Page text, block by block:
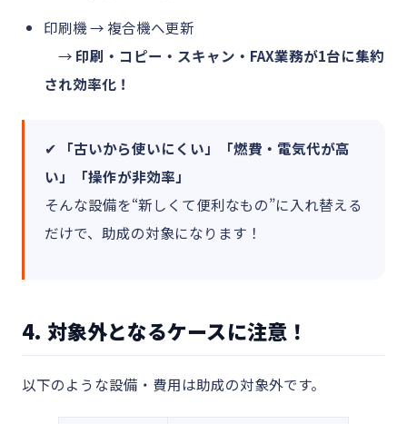
印刷機 → 複合機へ更新
→ 印刷・コピー・スキャン・FAX業務が1台に集約
され効率化！
✔
「古いから使いにくい」「燃費・電気代が高
い」「操作が非効率」
そんな設備を“新しくて便利なもの”に入れ替える
だけで、助成の対象になります！
4. 対象外となるケースに注意！
以下のような設備・費用は助成の対象外です。